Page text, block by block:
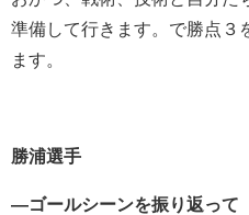
準備して行きます。で勝点３
ます。
勝浦選手
―ゴールシーンを振り返って